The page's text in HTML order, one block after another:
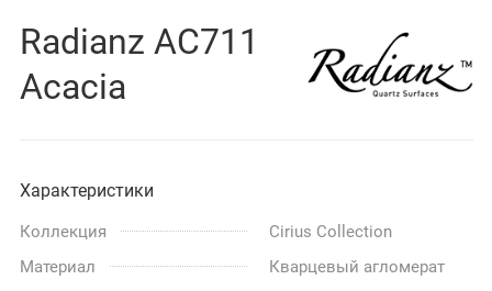
Radianz AC711
Acacia
Характеристики
Коллекция
Cirius Collection
Материал
Кварцевый агломерат